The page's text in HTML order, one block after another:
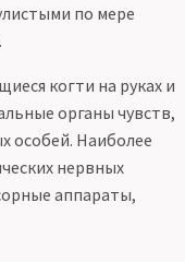
по мере
когти на руках и
органы чувств,
особей. Наиболее
нервных
аппараты,